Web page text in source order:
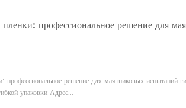
профессиональное решение для
решение для маятниковых испытаний
упаковки Адрес...